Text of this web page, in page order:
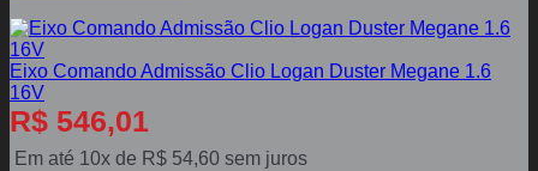
Eixo Comando Admissão Clio Logan Duster Megane 1.6
16V
R$ 546,01
Em até 10x de R$ 54,60 sem juros